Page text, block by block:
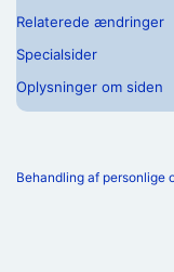
Relaterede ændringer
Specialsider
Oplysninger om siden
Behandling af personlige